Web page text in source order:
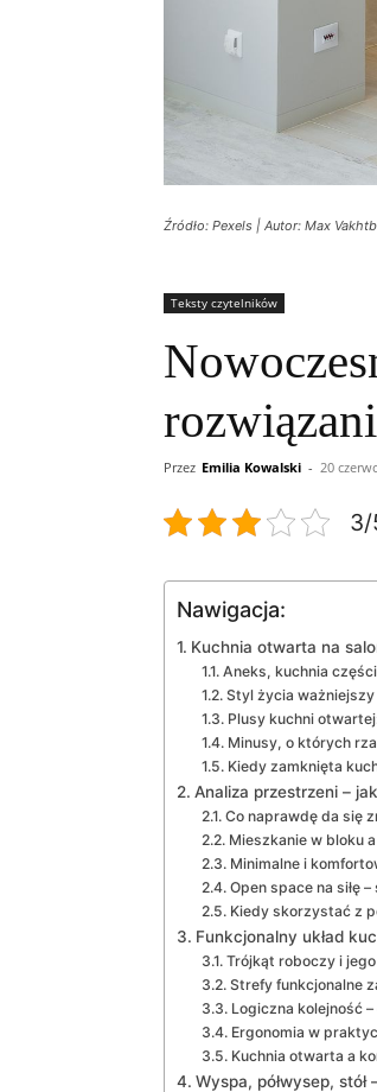
Źródło: Pexels | Autor: Max
Teksty czytelników
Przez Emilia Kowalski - 20
3/
Nawigacja:
Kuchnia otwarta na
Aneks, kuchnia
Styl życia
Plusy kuchni
Minusy, o których
Kiedy zamknięta
Analiza przestrzeni –
Co naprawdę da się
Mieszkanie w bloku
Minimalne i
Open space na siłę
Kiedy skorzystać z
Funkcjonalny układ
Trójkąt roboczy i
Strefy funkcjonalne
Logiczna kolejność
Ergonomia w
Kuchnia otwarta a
Wyspa, półwysep, stół